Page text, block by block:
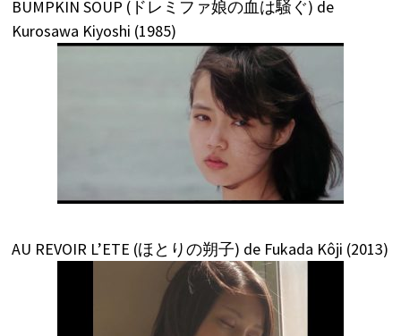
BUMPKIN SOUP (ドレミファ娘の血は騒ぐ) de
Kurosawa Kiyoshi (1985)
AU REVOIR L’ETE (ほとりの朔子) de Fukada Kôji (2013)